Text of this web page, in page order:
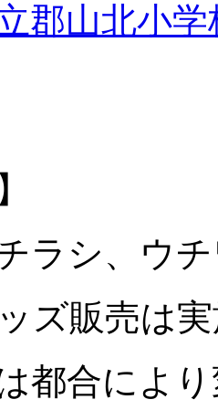
郡山北小
ラシ、ウ
ズ販売は
都合によ